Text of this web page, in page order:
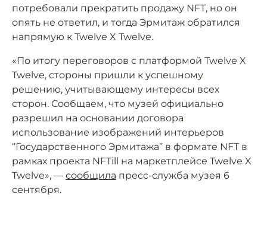
потребовали прекратить продажу NFT, но он
опять не ответил, и тогда Эрмитаж обратился
напрямую к Twelve X Twelve.
«По итогу переговоров с платформой Twelve X
Twelve, стороны пришли к успешному
решению, учитывающему интересы всех
сторон. Сообщаем, что музей официально
разрешил на основании договора
использование изображений интерьеров
‘’Государственного Эрмитажа’’ в формате NFT в
рамках проекта NFTill на маркетплейсе Twelve X
Twelve», — сообщила пресс-служба музея 6
сентября.